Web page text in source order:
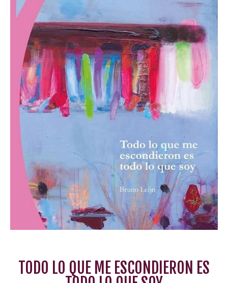
TODO LO QUE ME ESCONDIERON ES